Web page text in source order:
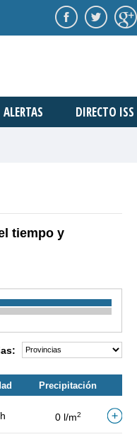
ALERTAS DIRECTO ISS
tiempo y
Precipitación
0 l/m2